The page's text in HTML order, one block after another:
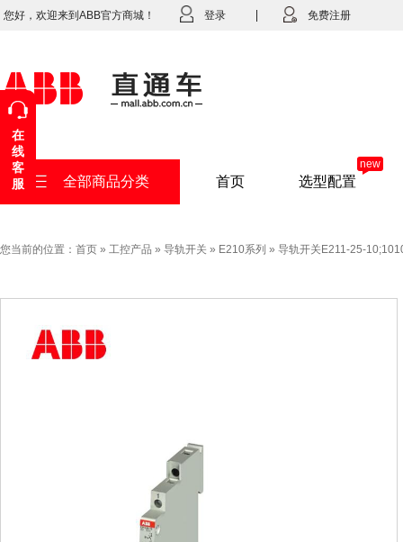
您好，欢迎来到ABB官方商城！ 登录 免费注册
全部商品分类 首页 选型配置
new
您当前的位置： 首页 » 工控产品 » 导轨开关 » E210系列 » 导轨开关E211-25-
在
线
客
服